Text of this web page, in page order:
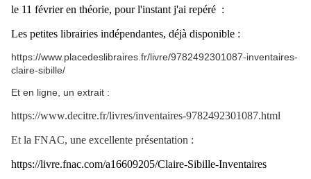
le 11 février en théorie, pour l'instant j'ai repéré :
Les petites librairies indépendantes, déjà disponible :
https://www.placedeslibraires.fr/livre/9782492301087-inventaires-
claire-sibille/
Et en ligne, un extrait :
https://www.decitre.fr/livres/inventaires-9782492301087.html
Et la FNAC, une excellente présentation :
https://livre.fnac.com/a16609205/Claire-Sibille-Inventaires